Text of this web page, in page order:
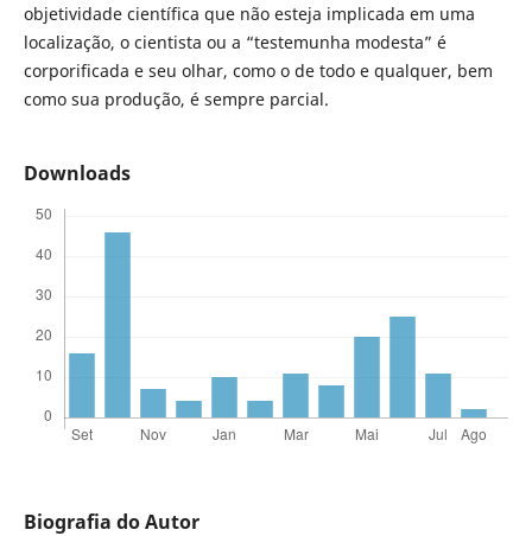
objetividade científica que não esteja implicada em uma
localização, o cientista ou a “testemunha modesta” é
corporificada e seu olhar, como o de todo e qualquer, bem
como sua produção, é sempre parcial.
Downloads
Biografia do Autor